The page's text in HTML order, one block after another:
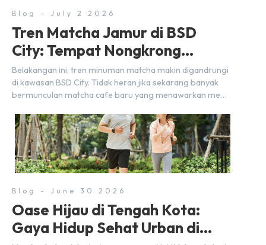
Blog - July 2 2026
Tren Matcha Jamur di BSD
City: Tempat Nongkrong
Estetik Dekat Hunian
Belakangan ini, tren minuman matcha makin digandrungi
di kawasan BSD City. Tidak heran jika sekarang banyak
bermunculan matcha cafe baru yang menawarkan menu
nyaman, baik untuk produktif bekerja (WFC) maupun
sekadar bersantai bersama orang terdekat. Kabar
baiknya, deretan kafe hits ini tersebar di lokasi-lokasi
strategis yang sangat […]
Blog - June 30 2026
Oase Hijau di Tengah Kota:
Gaya Hidup Sehat Urban di